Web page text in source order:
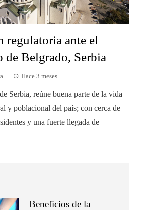
regulatoria ante el
de Belgrado, Serbia
Hace 3 meses
Serbia, reúne buena parte de la vida
y poblacional del país; con cerca de
y una fuerte llegada de
Beneficios de la